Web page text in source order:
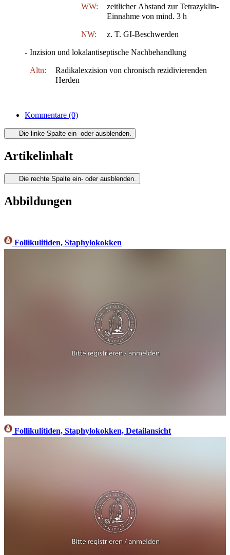
WW:
zeitlicher Abstand zur Tetrazyklin-
Einnahme von mind. 3 h
NW: z. T. GI-Beschwerden
- Inzision und lokalantiseptische Nachbehandlung
Altn:
Radikalexzision von chronisch rezidivierenden
Herden
Kommentare (0)
Die linke Spalte ein- oder ausblenden.
Artikelinhalt
Die rechte Spalte ein- oder ausblenden.
Abbildungen
Follikulitiden, Staphylokokken
Follikulitiden, Staphylokokken, Detailansicht